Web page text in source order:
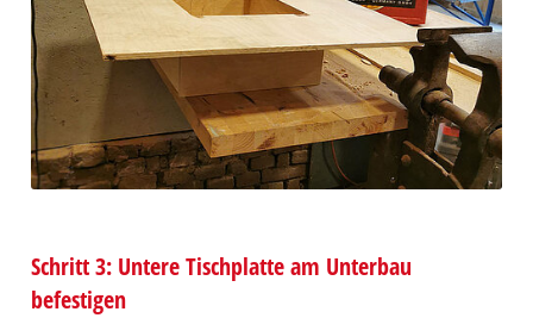
Schritt 3: Untere Tischplatte am Unterbau
befestigen